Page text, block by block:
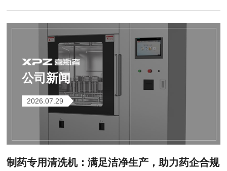
公司新闻
2026.07.29
制药专用清洗机：满足洁净生产，助力药企合规